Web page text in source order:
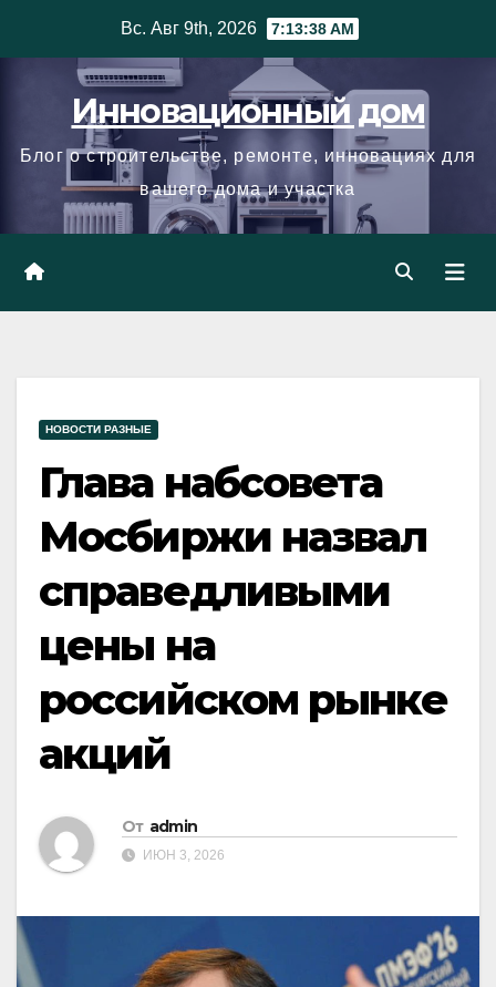
Вс. Авг 9th, 2026 7:13:41 AM
Инновационный дом
Блог о строительстве, ремонте, инновациях для
вашего дома и участка
НОВОСТИ РАЗНЫЕ
Глава набсовета
Мосбиржи назвал
справедливыми
цены на
российском рынке
акций
От admin
ИЮН 3, 2026